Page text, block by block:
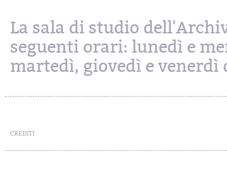
La sala di studio
seguenti orari: lunedì e
martedì, giovedì e venerdì
CREDITI